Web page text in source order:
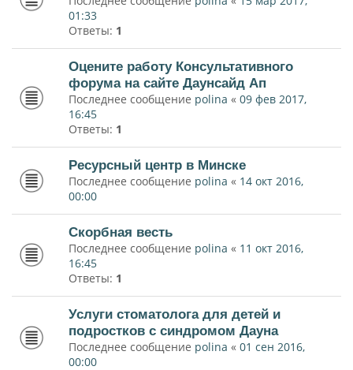
01:33
Ответы: 1
Оцените работу Консультативного
форума на сайте Даунсайд Ап
Последнее сообщение polina « 09 фев 2017,
16:45
Ответы: 1
Ресурсный центр в Минске
Последнее сообщение polina « 14 окт 2016,
00:00
Скорбная весть
Последнее сообщение polina « 11 окт 2016,
16:45
Ответы: 1
Услуги стоматолога для детей и
подростков с синдромом Дауна
Последнее сообщение polina « 01 сен 2016,
00:00